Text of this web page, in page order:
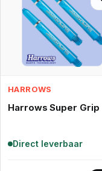
HARROWS
Harrows Super Grip
Direct leverbaar